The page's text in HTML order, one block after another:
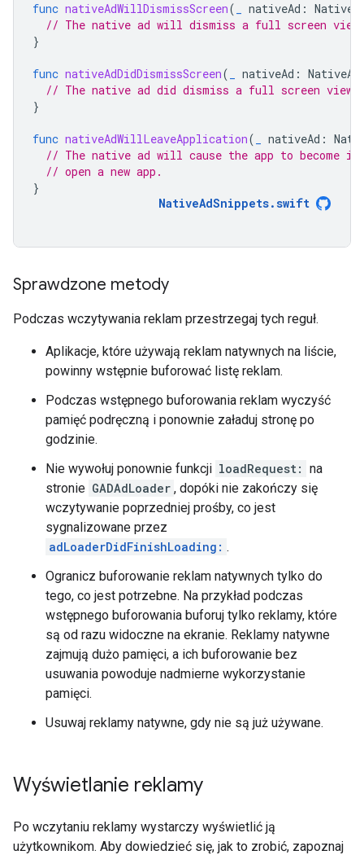
func nativeAdWillDismissScreen( nativeAd :
// The native ad will dismiss a full screen
}
func nativeAdDidDismissScreen( nativeAd : NativeAd
// The native ad did dismiss a full screen view.
}
func nativeAdWillLeaveApplication( nativeAd :
// The native ad will cause the app to become
// open a new app.
}
NativeAdSnippets.swift
Sprawdzone metody
Podczas wczytywania reklam przestrzegaj tych reguł.
Aplikacje, które używają reklam natywnych na liście,
powinny wstępnie buforować listę reklam.
Podczas wstępnego buforowania reklam wyczyść
pamięć podręczną i ponownie załaduj stronę po
godzinie.
Nie wywołuj ponownie funkcji loadRequest: na
stronie GADAdLoader , dopóki nie zakończy się
wczytywanie poprzedniej prośby, co jest
sygnalizowane przez
adLoaderDidFinishLoading: .
Ogranicz buforowanie reklam natywnych tylko do
tego, co jest potrzebne. Na przykład podczas
wstępnego buforowania buforuj tylko reklamy, które
są od razu widoczne na ekranie. Reklamy natywne
zajmują dużo pamięci, a ich buforowanie bez
usuwania powoduje nadmierne wykorzystanie
pamięci.
Usuwaj reklamy natywne, gdy nie są już używane.
Wyświetlanie reklamy
Po wczytaniu reklamy wystarczy wyświetlić ją
użytkownikom. Aby dowiedzieć się, jak to zrobić, zapoznaj